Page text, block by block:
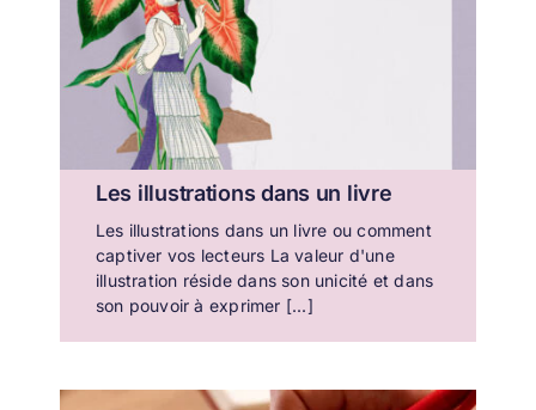
Les illustrations dans un livre
Les illustrations dans un livre ou comment
captiver vos lecteurs La valeur d'une
illustration réside dans son unicité et dans
son pouvoir à exprimer [...]